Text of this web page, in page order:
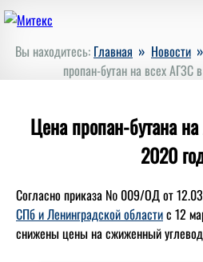
Вы находитесь: Главная » Новости »
пропан-бутан на всех АГЗС
Цена пропан-бутана
2020
Согласно приказа № 009/ОД от
СПб и Ленинградской областис 12
снижены цены на сжиженный